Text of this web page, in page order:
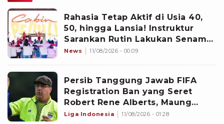
Rahasia Tetap Aktif di Usia 40,
50, hingga Lansia! Instruktur
Sarankan Rutin Lakukan Senam
Ini
News 11/08/2026 - 00:09
Persib Tanggung Jawab FIFA
Registration Ban yang Seret
Robert Rene Alberts, Maung
Bandung Selesaikan Bursa
Liga Indonesia 11/08/2026 - 01:28